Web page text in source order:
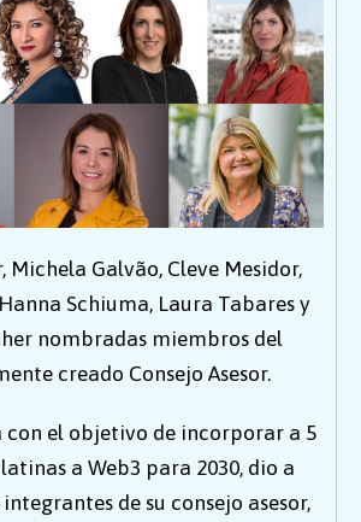
Michela Galvão, Cleve Mesidor,
Schiuma, Laura Tabares y
nombradas miembros del
creado Consejo Asesor.
el objetivo de incorporar a 5
a Web3 para 2030, dio a
de su consejo asesor,